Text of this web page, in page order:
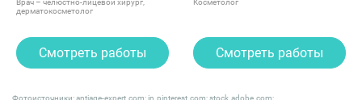
дерматокосметолог
Смотреть работы Смотреть работы
Фотоисточники: antiage-expert.com; in.pinterest.com; stock.adobe.com;